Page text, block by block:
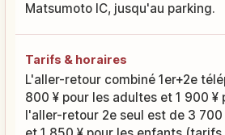
Matsumoto IC, jusqu'au parking.
Tarifs & horaires
L'aller-retour combiné 1er+2e
800 ¥ pour les adultes et 1 900 ¥
l'aller-retour 2e seul est de 3